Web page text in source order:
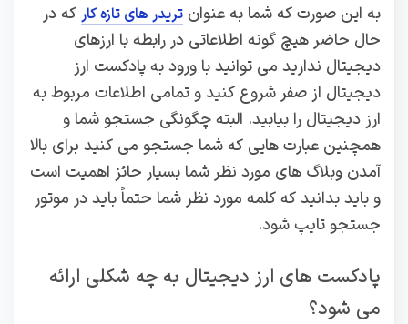
به این صورت که شما به عنوان تریدر های تازه کار که در
حال حاضر هیچ گونه اطلاعاتی در رابطه با ارزهای
دیجیتال ندارید می توانید با ورود به پادکست ارز
دیجیتال از صفر شروع کنید و تمامی اطلاعات مربوط به
ارز دیجیتال را بیابید. البته چگونگی جستجو شما و
همچنین عبارت هایی که شما جستجو می کنید برای بالا
آمدن وبلاگ های مورد نظر شما بسیار حائز اهمیت است
و باید بدانید که کلمه مورد نظر شما حتماً باید در موتور
جستجو تایپ شود.
پادکست های ارز دیجیتال به چه شکلی ارائه
می شود؟